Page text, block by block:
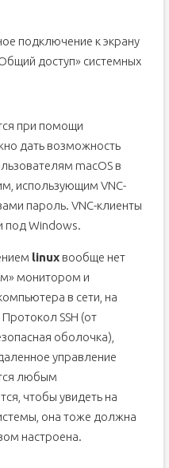
подключение к экрану
доступ» системных
при помощи
дать возможность
macOS в
использующим VNC-
пароль. VNC-клиенты
под Windows.
linuxвообще нет
монитором и
в сети, на
SSH (от
оболочка),
управление
любым
чтобы увидеть на
она тоже должна
настроена.